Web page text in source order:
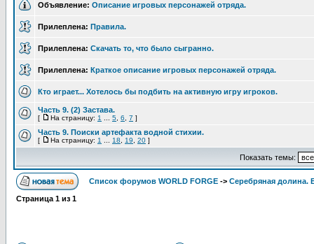
Объявление: Описание игровых персонажей отряда.
Прилеплена: Правила.
Прилеплена: Скачать то, что было сыгранно.
Прилеплена: Краткое описание игровых персонажей отряда.
Кто играет... Хотелось бы подбить на активную игру игроков.
Часть 9. (2) Застава.
[ На страницу: 1 5 6 7 ]
Часть 9. Поиски артефакта водной стихии.
[ На страницу: 1 18 19 20 ]
Показать темы:
Список форумов WORLD FORGE -> Серебряная долина.
Страница 1 из 1